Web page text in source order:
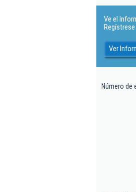
Ve el
Ver
Número de